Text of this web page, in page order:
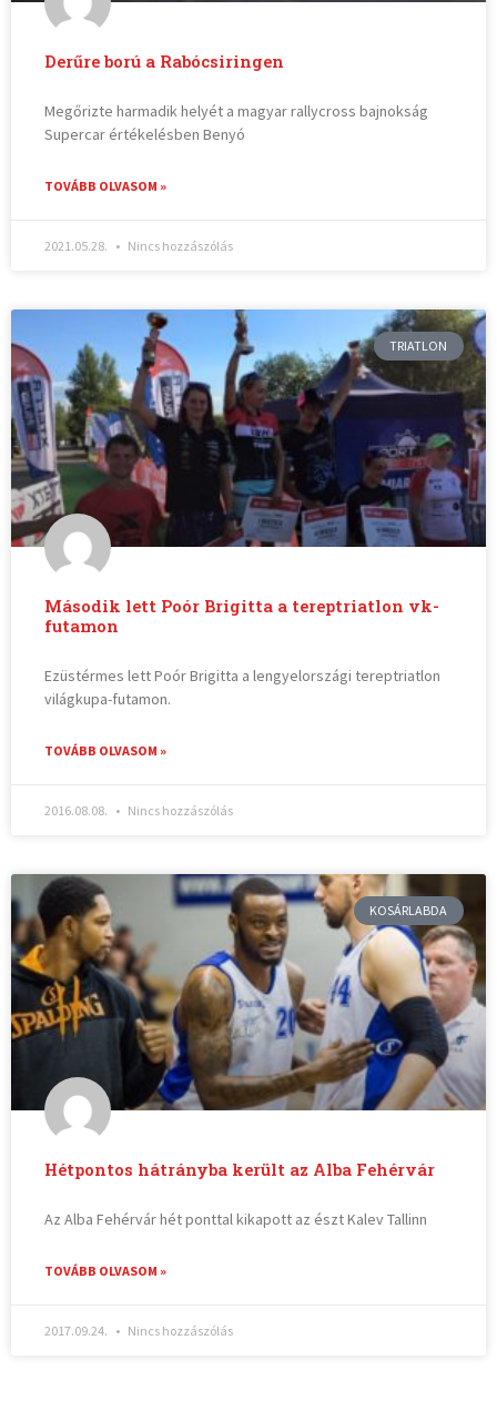
Derűre ború a Rabócsiringen
Megőrizte harmadik helyét a magyar rallycross bajnokság
Supercar értékelésben Benyó
TOVÁBB OLVASOM »
2021.05.28. Nincs hozzászólás
TRIATLON
Második lett Poór Brigitta a tereptriatlon vk-
futamon
Ezüstérmes lett Poór Brigitta a lengyelországi tereptriatlon
világkupa-futamon.
TOVÁBB OLVASOM »
2016.08.08. Nincs hozzászólás
KOSÁRLABDA
Hétpontos hátrányba került az Alba Fehérvár
Az Alba Fehérvár hét ponttal kikapott az észt Kalev Tallinn
TOVÁBB OLVASOM »
2017.09.24. Nincs hozzászólás